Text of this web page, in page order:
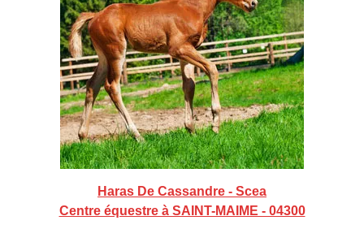
Haras De Cassandre - Scea
Centre équestre à SAINT-MAIME - 04300